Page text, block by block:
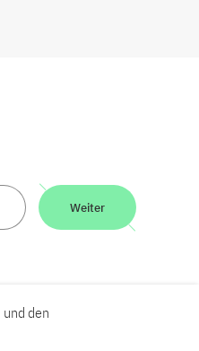
Weiter
und den